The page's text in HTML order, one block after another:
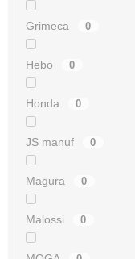
Grimeca 0
Hebo 0
Honda 0
JS manuf 0
Magura 0
Malossi 0